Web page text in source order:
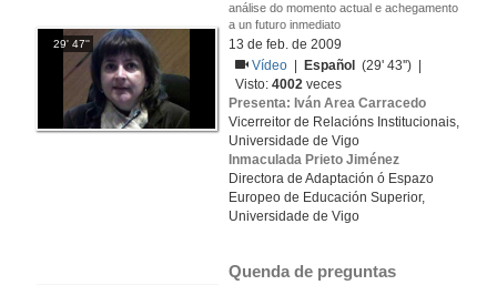
29' 47''
análise do momento actual e achegamento
a un futuro inmediato
13 de feb. de 2009
Vídeo
Español
(29' 43'') |
Visto:4002 veces
Presenta: Iván Area Carracedo
Vicerreitor de Relacións Institucionais,
Universidade de Vigo
Inmaculada Prieto Jiménez
Directora de Adaptación ó Espazo
Europeo de Educación Superior,
Universidade de Vigo
Quenda de preguntas